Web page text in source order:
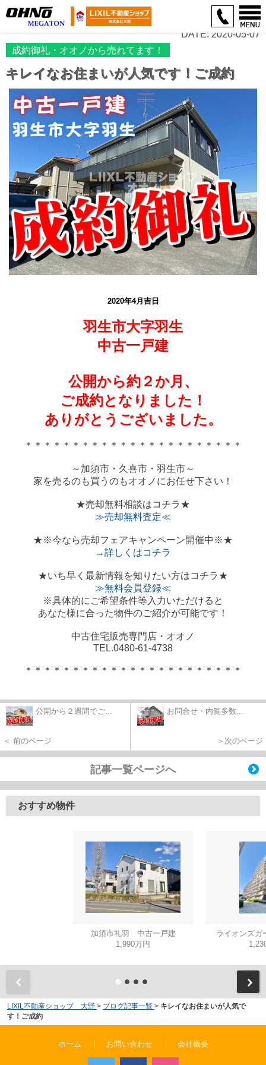
DATE: 2020-05-07
成約御礼・オオノから売れてます！
キレイなお住まいが人気です！ご成約
2020年4月吉日
羽生市大字羽生
中古一戸建
公開から約２か月、
ご成約となりました！
ありがとうございました。
＊＊＊＊＊＊＊＊＊＊＊＊＊＊＊＊＊＊＊＊＊＊＊
～加須市・久喜市・羽生市～
家を売るのも買うのもオオノにお任せ下さい！
★売却無料相談はコチラ★
≫売却無料査定≪
★※今なら売却フェアキャンペーン開催中※★
→詳しくはコチラ
★いち早く最新情報を知りたい方はコチラ★
≫無料会員登録≪
※具体的にご希望条件等入力いただけると
あなた様に合った物件のご紹介が可能です！
中古住宅販売専門店・オオノ
TEL.0480-61-4738
＊＊＊＊＊＊＊＊＊＊＊＊＊＊＊＊＊＊＊＊＊＊＊
公開から２週間でご...
＜ 前のページ
お問合せ・内覧多数...
＞次のページ
記事一覧ページへ
おすすめ物件
加須市礼羽 中古一戸建
1,990万円
ライオンズガ
LIXIL不動産ショップ 大野 > ブログ記事一覧 > キレイなお住まいが人気で
す！ご成約
ホーム ｜ お問い合わせ ｜ 会社概要